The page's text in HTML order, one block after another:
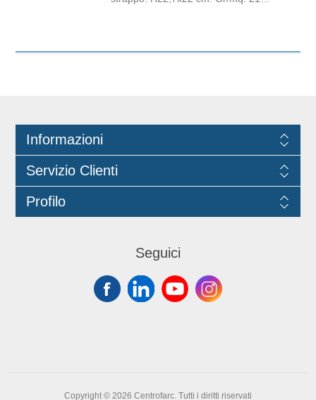
Informazioni
Servizio Clienti
Profilo
Seguici
Copyright © 2026 Centrofarc. Tutti i diritti riservati